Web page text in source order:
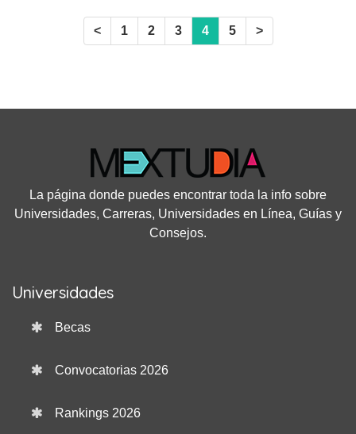
< 1 2 3 4 5 >
La página donde puedes encontrar toda la info sobre
Universidades, Carreras, Universidades en Línea, Guías y
Consejos.
Universidades
Becas
Convocatorias 2026
Rankings 2026